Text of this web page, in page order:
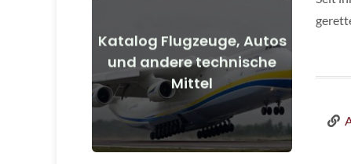
Katalog Flugzeuge, Autos
und andere technische
Mittel
Flugzeuge, Autos, technische Mittel
vor und nach Kriegsbeginn
Details anzeigen